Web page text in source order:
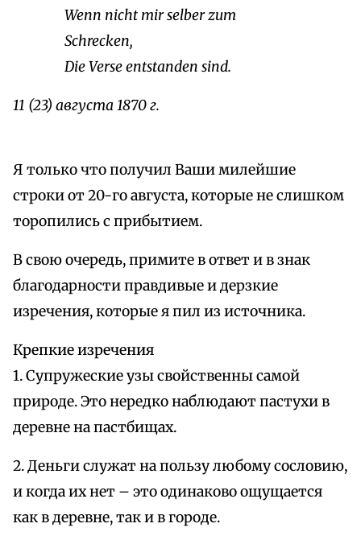
Wenn nicht mir selber zum
Schrecken,
Die Verse entstanden sind.
11 (23) августа 1870 г.
Я только что получил Ваши милейшие
строки от 20-го августа, которые не слишком
торопились с прибытием.
В свою очередь, примите в ответ и в знак
благодарности правдивые и дерзкие
изречения, которые я пил из источника.
Крепкие изречения
1. Супружеские узы свойственны самой
природе. Это нередко наблюдают пастухи в
деревне на пастбищах.
2. Деньги служат на пользу любому сословию,
и когда их нет – это одинаково ощущается
как в деревне, так и в городе.